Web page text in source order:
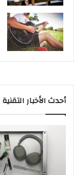
أحدث الأخبار التقنية